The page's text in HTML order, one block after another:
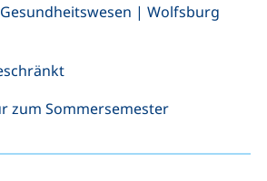
| Wolfsburg
zum Sommersemester